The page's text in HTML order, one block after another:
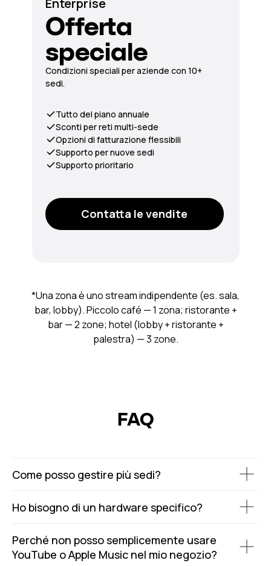
*Una zona è uno stream indipendente (es. sala,
bar, lobby). Piccolo café — 1 zona; ristorante +
bar — 2 zone; hotel (lobby + ristorante +
palestra) — 3 zone.
Offerta
speciale
Condizioni speciali per aziende con 10+
sedi.
Contatta le vendite
Tutto del piano annuale
Sconti per reti multi-sede
Opzioni di fatturazione flessibili
Supporto per nuove sedi
Supporto prioritario
FAQ
Come posso gestire più sedi?
Ho bisogno di un hardware specifico?
Perché non posso semplicemente usare
YouTube o Apple Music nel mio negozio?